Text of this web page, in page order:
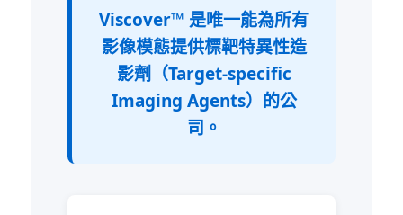
Viscover™ 是唯一能為所有
影像模態提供標靶特異性造
影劑（Target-specific
Imaging Agents）的公
司。